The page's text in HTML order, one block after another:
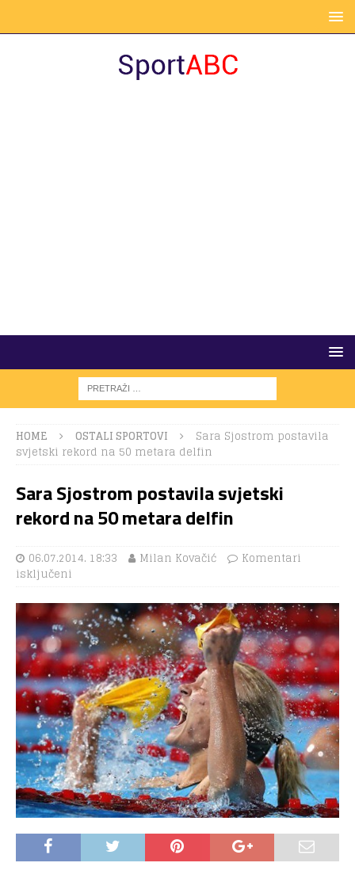
HOME OSTALI SPORTOVI
Sara Sjostrom postavila
svjetski rekord na 50 metara delfin
Sara Sjostrom postavila svjetski
rekord na 50 metara delfin
06.07.2014. 18:33 Milan Kovačić
Komentari
isključeni